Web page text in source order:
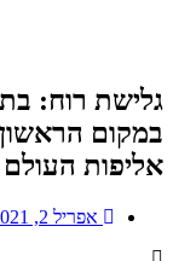
במקום
אליפות העולם
אפריל 2, 2021